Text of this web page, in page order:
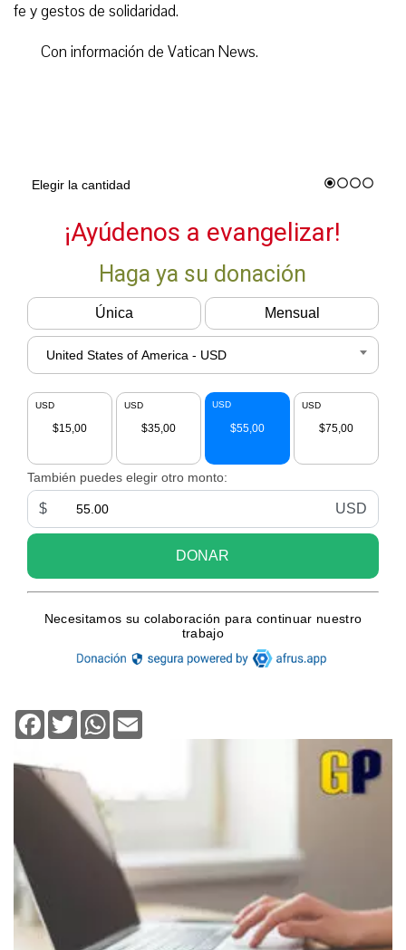
fe y gestos de solidaridad.
Con información de Vatican News.
Facebook
TwitterWhatsApp